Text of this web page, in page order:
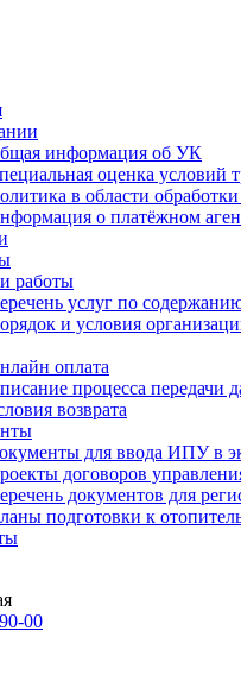
информация об УК
оценка
в области
о платёжном
работы
услуг по
и условия
оплата
процесса передачи
возврата
для ввода ИПУ в
договоров
документов для
подготовки к
00